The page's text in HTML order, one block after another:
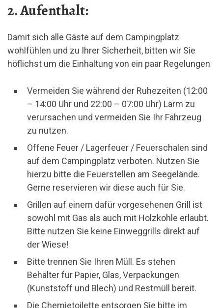
2. Aufenthalt:
Damit sich alle Gäste auf dem Campingplatz
wohlfühlen und zu Ihrer Sicherheit, bitten wir Sie
höflichst um die Einhaltung von ein paar Regelungen
Vermeiden Sie während der Ruhezeiten (12:00
– 14:00 Uhr und 22:00 – 07:00 Uhr) Lärm zu
verursachen und vermeiden Sie Ihr Fahrzeug
zu nutzen.
Offene Feuer / Lagerfeuer / Feuerschalen sind
auf dem Campingplatz verboten. Nutzen Sie
hierzu bitte die Feuerstellen am Seegelände.
Gerne reservieren wir diese auch für Sie.
Grillen auf einem dafür vorgesehenen Grill ist
sowohl mit Gas als auch mit Holzkohle erlaubt.
Bitte nutzen Sie keine Einweggrills direkt auf
der Wiese!
Bitte trennen Sie Ihren Müll. Es stehen
Behälter für Papier, Glas, Verpackungen
(Kunststoff und Blech) und Restmüll bereit.
Die Chemietoilette entsorgen Sie bitte im